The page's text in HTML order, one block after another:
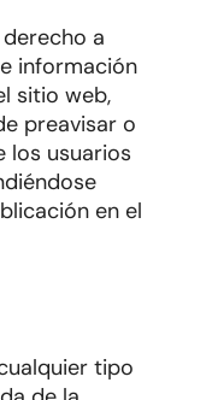
a
información
sitio web,
preavisar o
los usuarios
en el
tipo